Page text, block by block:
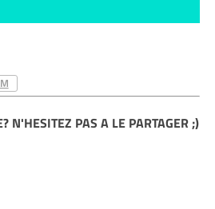
N'HESITEZ PAS A LE PARTAGER ;)